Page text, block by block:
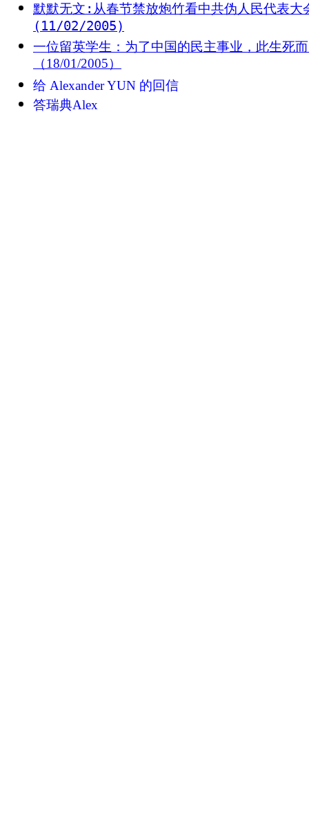
默默无文:从春节禁放炮竹看中共伪人民代表大
(11/02/2005)
一位留英学生：为了中国的民主事业，此生死
（18/01/2005）
给 Alexander YUN 的回信
答瑞典Alex